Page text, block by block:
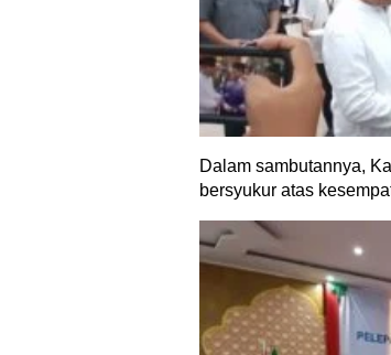
Dalam sambutannya,
bersyukur atas